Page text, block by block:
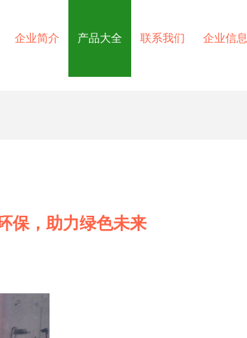
企业简介 产品大全 联系我们 企业信息
保，助力绿色未来